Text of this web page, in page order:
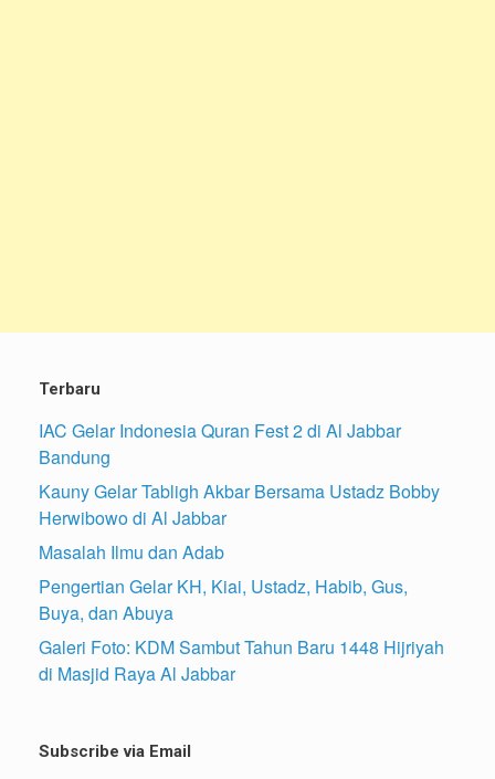
Terbaru
IAC Gelar Indonesia Quran Fest 2 di Al Jabbar
Bandung
Kauny Gelar Tabligh Akbar Bersama Ustadz Bobby
Herwibowo di Al Jabbar
Masalah Ilmu dan Adab
Pengertian Gelar KH, Kiai, Ustadz, Habib, Gus,
Buya, dan Abuya
Galeri Foto: KDM Sambut Tahun Baru 1448 Hijriyah
di Masjid Raya Al Jabbar
Subscribe via Email